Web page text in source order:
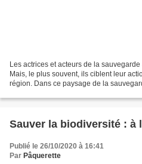
Les actrices et acteurs de la
Mais, le plus souvent, ils ciblent leur
région. Dans ce paysage de la
Sauver la biodiversité : à
Publié le 26/10/2020 à 16:41
Par Pâquerette